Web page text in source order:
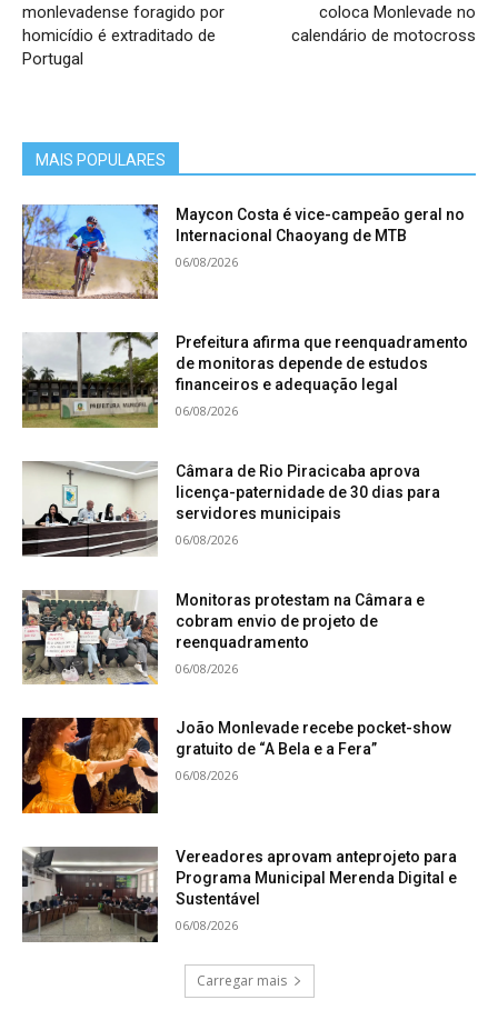
monlevadense foragido por
homicídio é extraditado de
Portugal
coloca Monlevade no
calendário de motocross
MAIS POPULARES
Maycon Costa é vice-campeão geral no
Internacional Chaoyang de MTB
06/08/2026
Prefeitura afirma que reenquadramento
de monitoras depende de estudos
financeiros e adequação legal
06/08/2026
Câmara de Rio Piracicaba aprova
licença-paternidade de 30 dias para
servidores municipais
06/08/2026
Monitoras protestam na Câmara e
cobram envio de projeto de
reenquadramento
06/08/2026
João Monlevade recebe pocket-show
gratuito de “A Bela e a Fera”
06/08/2026
Vereadores aprovam anteprojeto para
Programa Municipal Merenda Digital e
Sustentável
06/08/2026
Carregar mais